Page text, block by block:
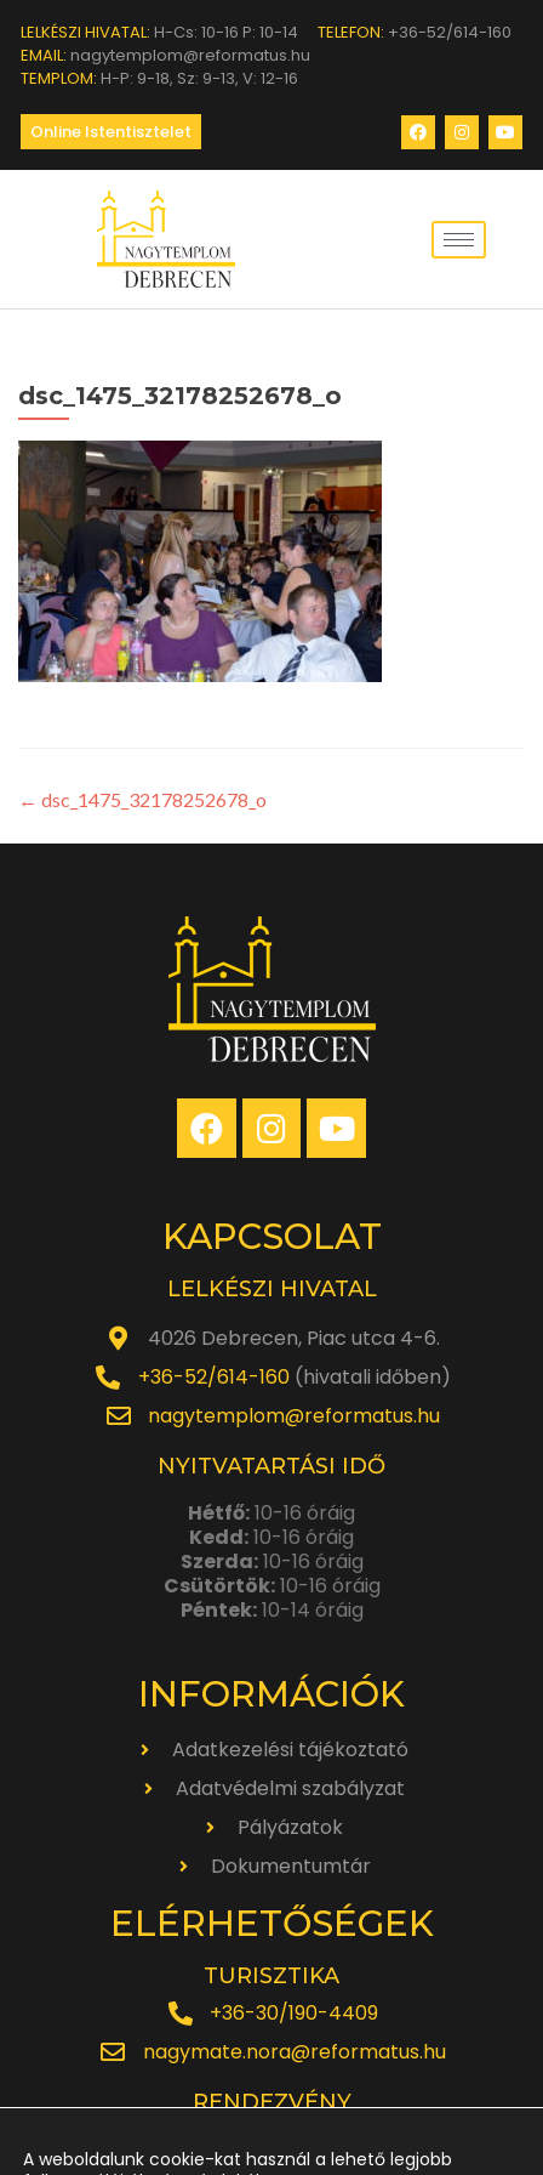
LELKÉSZI HIVATAL: H-Cs: 10-16 P: 10-14 TELEFON: +36-52/614-160
EMAIL: nagytemplom@reformatus.hu
TEMPLOM: H-P: 9-18, Sz: 9-13, V: 12-16
Online Istentisztelet
dsc_1475_32178252678_o
← dsc_1475_32178252678_o
KAPCSOLAT
LELKÉSZI HIVATAL
4026 Debrecen, Piac utca 4-6.
+36-52/614-160(hivatali időben)
nagytemplom@reformatus.hu
NYITVATARTÁSI IDŐ
Hétfő:10-16 óráig
Kedd:10-16 óráig
Szerda:10-16 óráig
Csütörtök:10-16 óráig
Péntek:10-14 óráig
INFORMÁCIÓK
Adatkezelési tájékoztató
Adatvédelmi szabályzat
Pályázatok
Dokumentumtár
ELÉRHETŐSÉGEK
TURISZTIKA
+36-30/190-4409
nagymate.nora@reformatus.hu
RENDEZVÉNY
A weboldalunk cookie-kat használ a lehető legjobb